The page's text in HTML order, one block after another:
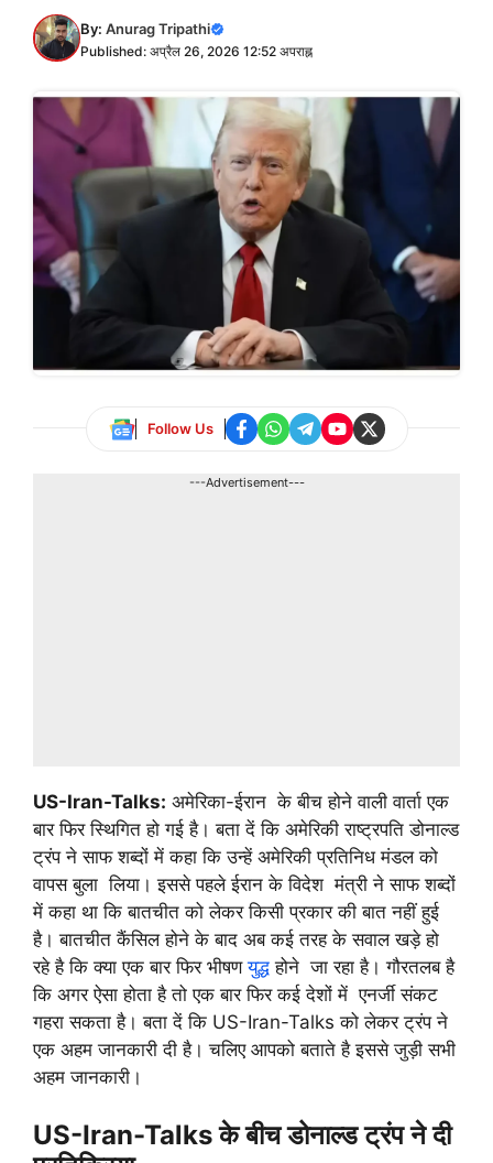
By: Anurag Tripathi
Published: अप्रैल 26, 2026 12:52 अपराह्न
Follow Us
---Advertisement---
US-Iran-Talks: अमेरिका-ईरान के बीच होने वाली वार्ता एक
बार फिर स्थिगित हो गई है। बता दें कि अमेरिकी राष्ट्रपति डोनाल्ड
ट्रंप ने साफ शब्दों में कहा कि उन्हें अमेरिकी प्रतिनिध मंडल को
वापस बुला लिया। इससे पहले ईरान के विदेश मंत्री ने साफ शब्दों
में कहा था कि बातचीत को लेकर किसी प्रकार की बात नहीं हुई
है। बातचीत कैंसिल होने के बाद अब कई तरह के सवाल खड़े हो
रहे है कि क्या एक बार फिर भीषणयुद्ध होने जा रहा है। गौरतलब है
कि अगर ऐसा होता है तो एक बार फिर कई देशों में एनर्जी संकट
गहरा सकता है। बता दें कि US-Iran-Talks को लेकर ट्रंप ने
एक अहम जानकारी दी है। चलिए आपको बताते है इससे जुड़ी सभी
अहम जानकारी।
US-Iran-Talks के बीच डोनाल्ड ट्रंप ने दी